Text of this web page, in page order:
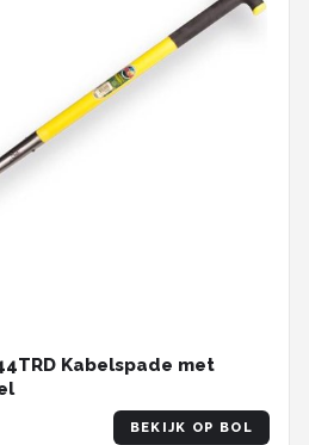
Kabelspade met
BEKIJK OP BOL